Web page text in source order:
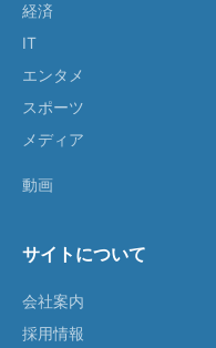
経済
IT
エンタメ
スポーツ
メディア
動画
サイトについて
会社案内
採用情報